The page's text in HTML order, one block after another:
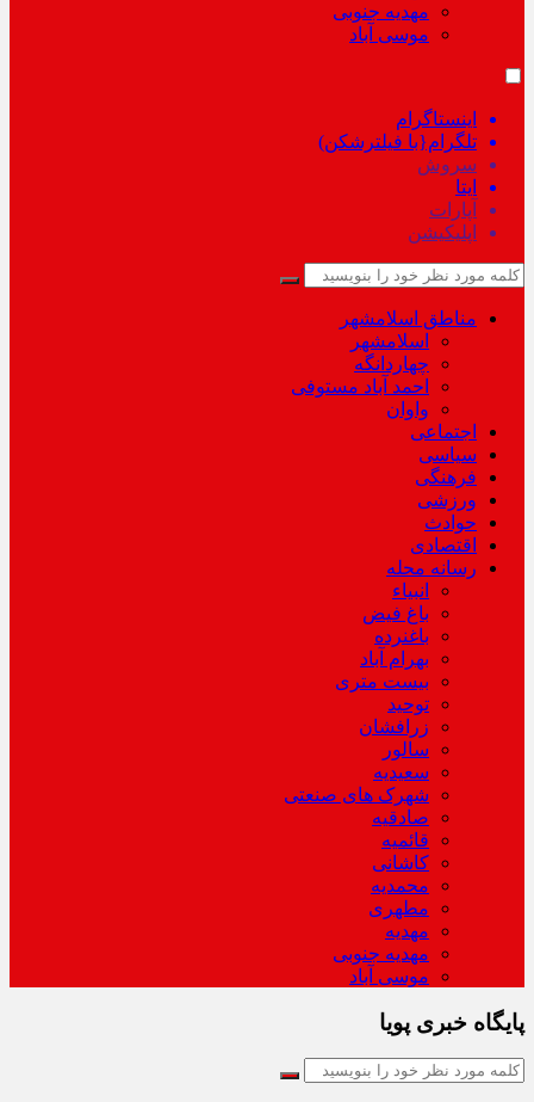
مهدیه جنوبی
موسی آباد
اینستاگرام
تلگرام{با فیلترشکن)
سروش
ایتا
آپارات
اپلیکیشن
مناطق اسلامشهر
اسلامشهر
چهاردانگه
احمد آباد مستوفی
واوان
اجتماعی
سیاسی
فرهنگی
ورزشی
حوادث
اقتصادی
رسانه محله
انبیاء
باغ فیض
باغنرده
بهرام آباد
بیست متری
توحید
زرافشان
سالور
سعیدیه
شهرک های صنعتی
صادقیه
قائمیه
کاشانی
محمدیه
مطهری
مهدیه
مهدیه جنوبی
موسی آباد
پایگاه خبری پویا